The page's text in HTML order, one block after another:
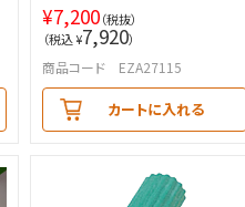
¥7,200（税抜）
（税込 ¥7,920）
商品コード EZA27115
カートに入れる